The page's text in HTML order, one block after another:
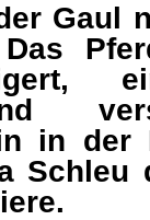
Gaul
in der
Schleu